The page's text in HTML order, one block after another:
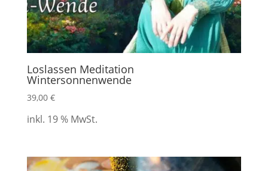
Loslassen Meditation
Wintersonnenwende
39,00 €
inkl. 19 % MwSt.